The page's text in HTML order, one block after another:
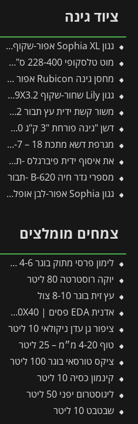
ציוד גינה
גגון Sophia XL אפור-שקוף 1.4X4.7 עיצוב מודרני מבית פלרם – Canopia
מוט טלסקופי 228-400 ס"מ לכלים מתחלפים פיסקארס
מחסן גינה Rubicon אפור כהה 1.9X3 מבית פלרם – קנופיה
גגון Lily שחור-שקוף 0.9X3.2 בעיצוב רטרו מבית פלרם – Canopia
משור קשת ידית עץ תבור TTS12 -תבור
דשן "גינה פורחת "3 ק"ג 150 מר' FLOWER
מגרפת דשא מתכת 18 – J-7 -תבור
את איסוף ידית פיברגלס -תבור
מספרי גדר חיה B-620 -תבור
גגון Sophia אפור-לבן אופל 1X1.6 עם שני קירות צד מבית פלרם – Canopia
צמחים מומלצים
לימון פרסי מתוק בוגר 4-6 צול
יוקה רוסטרטה 80 ליטר
עץ זית בוגר 8-10 צול
אדנית EDA פסים | 100X40X40 ס"מ | אפור כהה
ציפור גן עדן ניקולאי 10 ליטר
טוף 4-20 מ״מ – 25 ליטר
ציקס טורסאי בוגר 100 ליטר
קינמון כסיה 10 ליטר
ליגוסטרום יפני 50 ליטר
שבטבט 10 ליטר